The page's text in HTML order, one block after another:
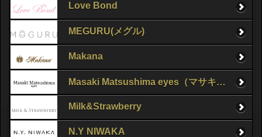
Love Bond
MEGURU(メグル)
Makana
Masaki Matsushima eyes（マサキマツシマ）
Milk&Strawberry
N.Y NIWAKA